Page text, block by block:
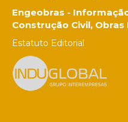
Engeobras -
Construção Civil,
Estatuto Editorial